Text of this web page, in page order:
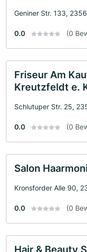
Geniner Str. 133,
0.0 (0
Friseur Am
Kreutzfeldt e.
Schlutuper Str. 25,
0.0 (0
Salon
Kronsforder Alle 90,
0.0 (0
Hair & Beauty